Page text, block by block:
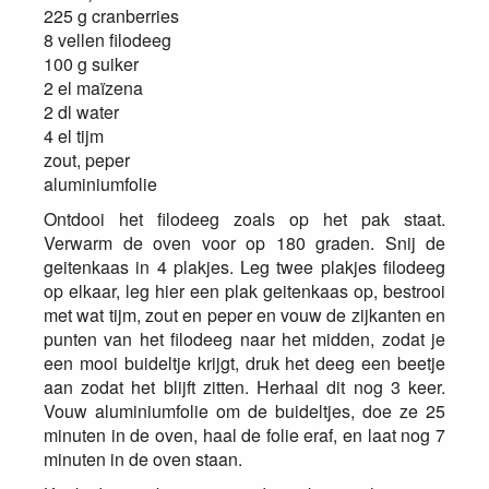
225 g cranberries
8 vellen filodeeg
100 g suiker
2 el maïzena
2 dl water
4 el tijm
zout, peper
aluminiumfolie
Ontdooi het filodeeg zoals op het pak staat.
Verwarm de oven voor op 180 graden. Snij de
geitenkaas in 4 plakjes. Leg twee plakjes filodeeg
op elkaar, leg hier een plak geitenkaas op, bestrooi
met wat tijm, zout en peper en vouw de zijkanten en
punten van het filodeeg naar het midden, zodat je
een mooi buideltje krijgt, druk het deeg een beetje
aan zodat het blijft zitten. Herhaal dit nog 3 keer.
Vouw aluminiumfolie om de buideltjes, doe ze 25
minuten in de oven, haal de folie eraf, en laat nog 7
minuten in de oven staan.